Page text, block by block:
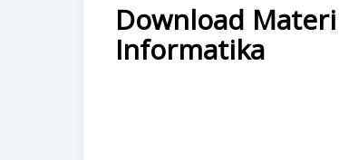
Download
Informatika